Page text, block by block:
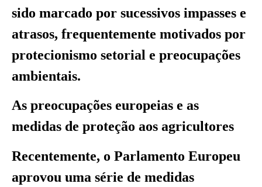
sido marcado por sucessivos impasses e
atrasos, frequentemente motivados por
protecionismo setorial e preocupações
ambientais.
As preocupações europeias e as
medidas de proteção aos agricultores
Recentemente, o Parlamento Europeu
aprovou uma série de medidas